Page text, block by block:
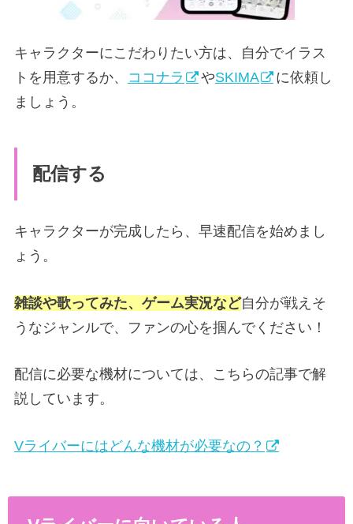
キャラクターにこだわりたい方は、自分でイラス
トを用意するか、 ココナラ やSKIMA
に依頼し
ましょう。
配信する
キャラクターが完成したら、早速配信を始めまし
ょう。
雑談や歌ってみた、ゲーム実況など自分が戦えそ
うなジャンルで、ファンの心を掴んでください！
配信に必要な機材については、こちらの記事で解
説しています。
Vライバーにはどんな機材が必要なの？